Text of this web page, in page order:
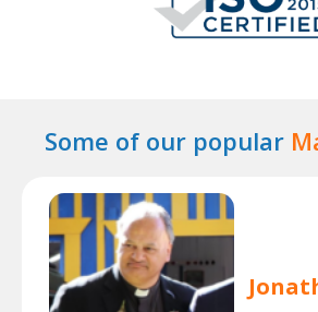
Some of our popular